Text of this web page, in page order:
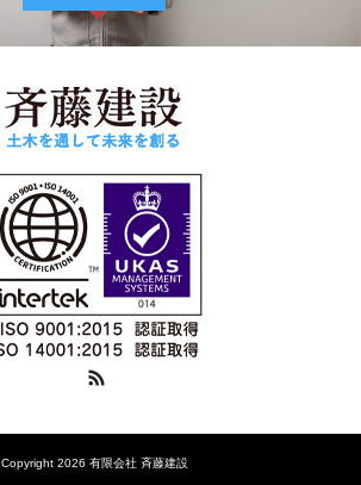
Copyright 2026 有限会社 斉藤建設